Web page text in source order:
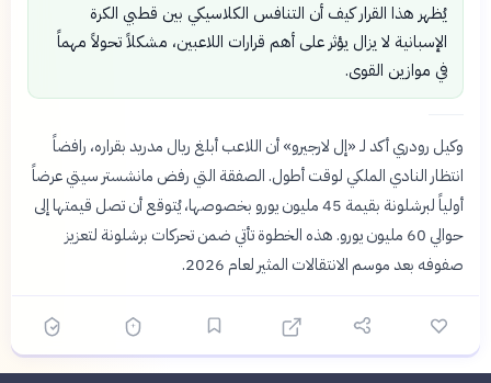
يُظهر هذا القرار كيف أن التنافس الكلاسيكي بين قطبي الكرة
الإسبانية لا يزال يؤثر على أهم قرارات اللاعبين، مشكلاً تحولاً مهماً
في موازين القوى.
وكيل رودري أكد لـ «إل لارجيرو» أن اللاعب أبلغ ريال مدريد بقراره، رافضاً
انتظار النادي الملكي لوقت أطول. الصفقة التي رفض مانشستر سيتي عرضاً
أولياً لبرشلونة بقيمة 45 مليون يورو بخصوصها، يُتوقع أن تصل قيمتها إلى
حوالي 60 مليون يورو. هذه الخطوة تأتي ضمن تحركات برشلونة لتعزيز
صفوفه بعد موسم الانتقالات المثير لعام 2026.